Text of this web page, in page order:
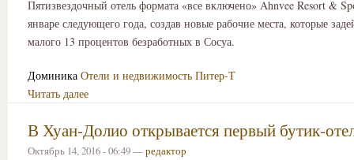
Пятизвездочный отель формата «все включено» Ahnvee Resort &
январе следующего года, создав новые рабочие места, которые
малого 13 процентов безработных в Сосуа.
Доминика Отели и недвижимость Питер-Т
Читать далее
В Хуан-Долио открывается первый бутик-
Октябрь 14, 2016 - 06:49 —редактор